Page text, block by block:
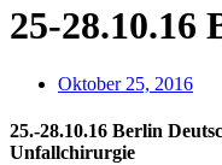
25-
Oktober 25, 2016
25.-28.10.16 Berlin
Unfallchirurgie